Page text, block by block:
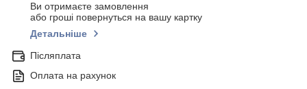
Ви отримаєте замовлення
або гроші повернуться на вашу картку
Детальніше
Післяплата
Оплата на рахунок